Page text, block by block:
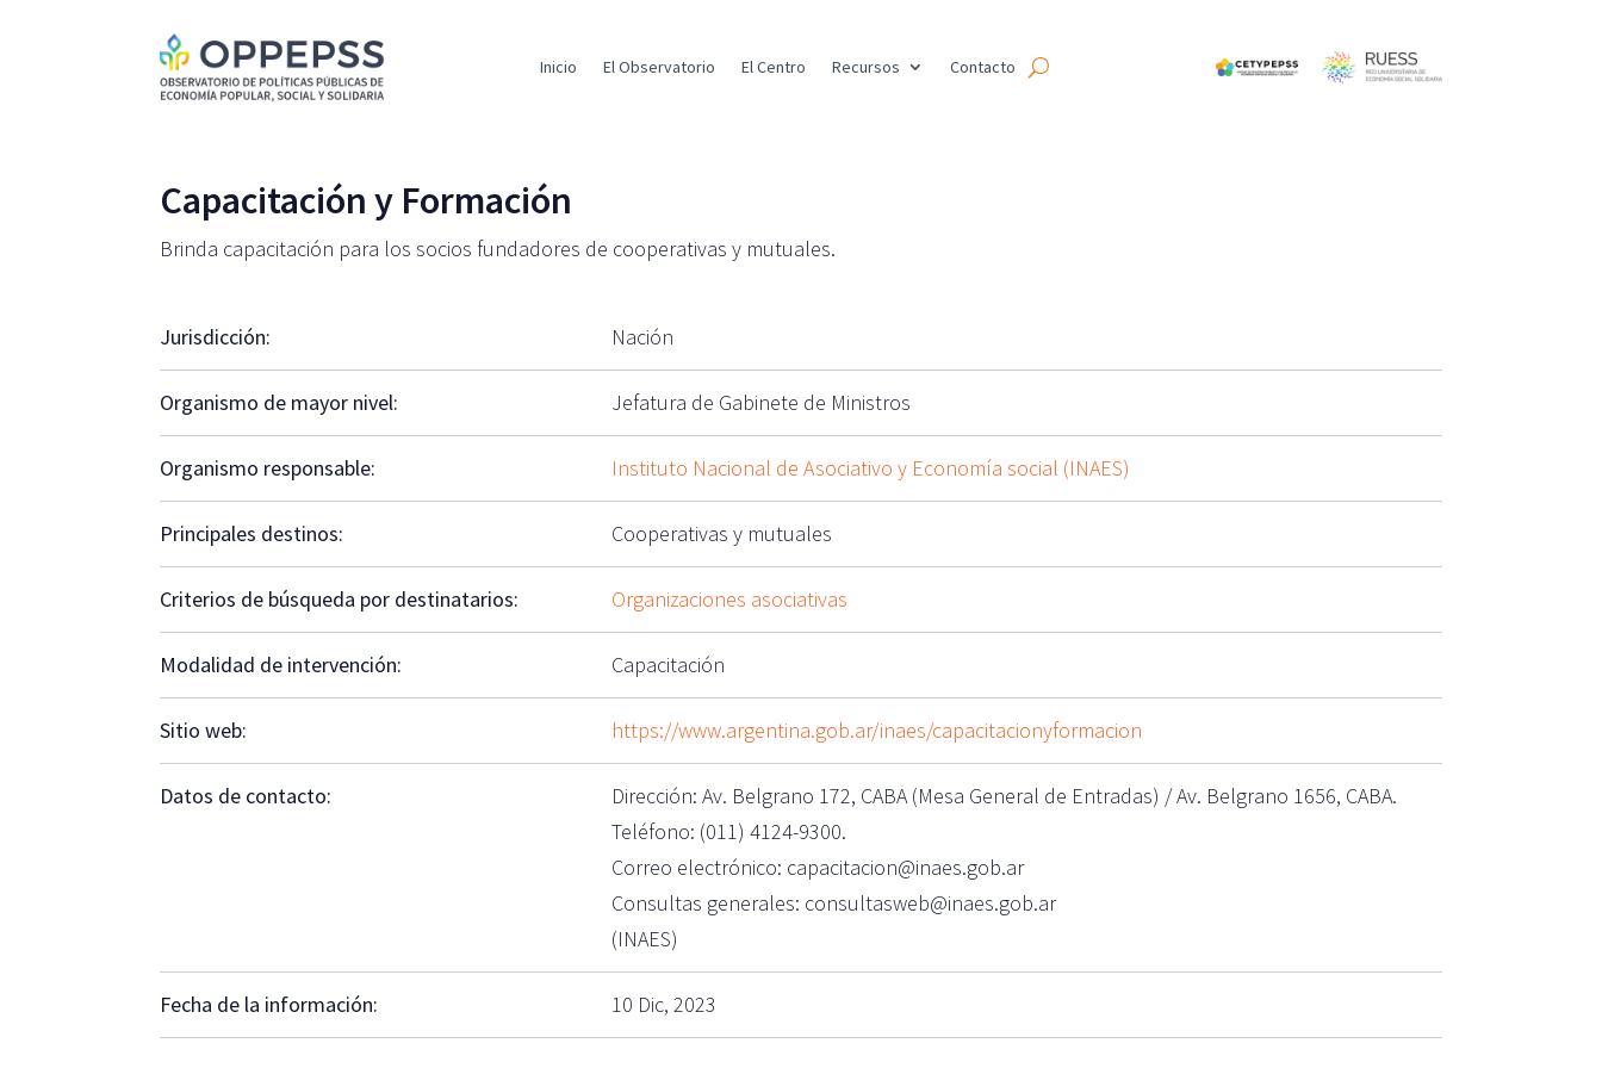
Inicio El Observatorio El Centro Recursos Contacto
Capacitación y Formación
Brinda capacitación para los socios fundadores de cooperativas y mutuales.
Jurisdicción: Nación
Organismo de mayor nivel: Jefatura de Gabinete de Ministros
Organismo responsable: Instituto Nacional de Asociativo y Economía social (INAES)
Principales destinos: Cooperativas y mutuales
Criterios de búsqueda por destinatarios: Organizaciones asociativas
Modalidad de intervención: Capacitación
Sitio web: https://www.argentina.gob.ar/inaes/capacitacionyformacion
Datos de contacto:
Dirección: Av. Belgrano 172, CABA (Mesa General de Entradas) / Av. Belgrano 1656, CABA.
Teléfono: (011) 4124-9300.
Correo electrónico: capacitacion@inaes.gob.ar
Consultas generales: consultasweb@inaes.gob.ar
(INAES)
Fecha de la información: 10 Dic, 2023